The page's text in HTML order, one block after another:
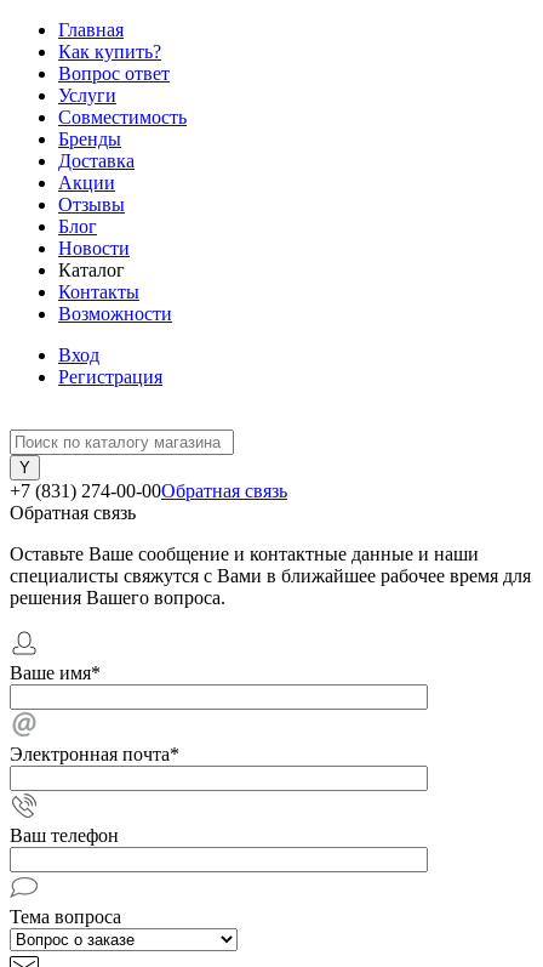
Главная
Как купить?
Вопрос ответ
Услуги
Совместимость
Бренды
Доставка
Акции
Отзывы
Блог
Новости
Каталог
Контакты
Возможности
Вход
Регистрация
+7 (831) 274-00-00Обратная связь
Обратная связь
Оставьте Ваше сообщение и контактные данные и наши
специалисты свяжутся с Вами в ближайшее рабочее время для
решения Вашего вопроса.
Ваше имя*
Электронная почта*
Ваш телефон
Тема вопроса